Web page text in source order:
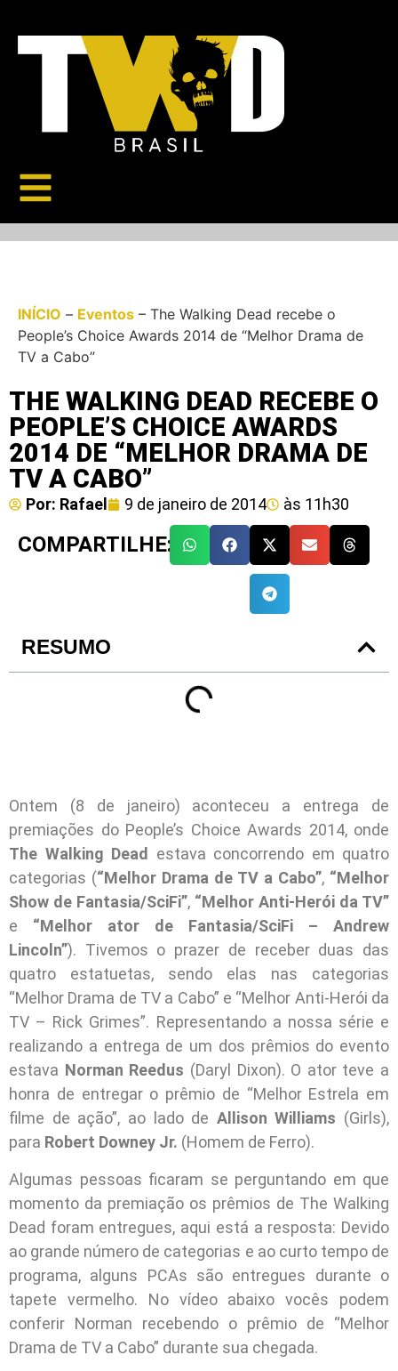
INÍCIO – Eventos – The Walking Dead recebe o
People’s Choice Awards 2014 de “Melhor Drama de
TV a Cabo”
THE WALKING DEAD RECEBE O
PEOPLE’S CHOICE AWARDS
2014 DE “MELHOR DRAMA DE
TV A CABO”
Por: Rafael 9 de janeiro de 2014 às 11h30
COMPARTILHE:
RESUMO
Ontem (8 de janeiro) aconteceu a entrega de
premiações do People’s Choice Awards 2014, onde
The Walking Dead
estava concorrendo em quatro
categorias (“Melhor Drama de TV a Cabo”, “Melhor
Show de Fantasia/SciFi”, “Melhor Anti-Herói da TV”
e “Melhor ator de Fantasia/SciFi – Andrew
Lincoln”). Tivemos o prazer de receber duas das
quatro estatuetas, sendo elas nas categorias
“Melhor Drama de TV a Cabo” e “Melhor Anti-Herói da
TV – Rick Grimes”. Representando a nossa série e
realizando a entrega de um dos prêmios do evento
estava Norman Reedus (Daryl Dixon). O ator teve a
honra de entregar o prêmio de “Melhor Estrela em
filme de ação”, ao lado de Allison Williams (Girls),
para Robert Downey Jr. (Homem de Ferro).
Algumas pessoas ficaram se perguntando em que
momento da premiação os prêmios de The Walking
Dead foram entregues, aqui está a resposta: Devido
ao grande número de categorias e ao curto tempo de
programa, alguns PCAs são entregues durante o
tapete vermelho. No vídeo abaixo vocês podem
conferir Norman recebendo o prêmio de “Melhor
Drama de TV a Cabo” durante sua chegada.